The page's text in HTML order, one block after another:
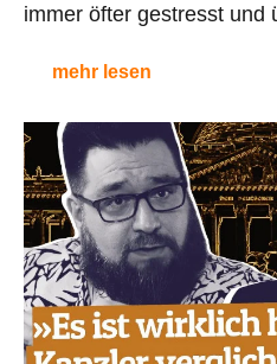
immer öfter gestresst und
mehr lesen